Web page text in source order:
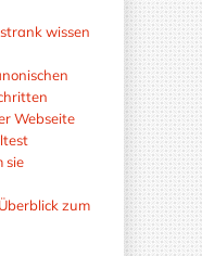
wissen
Webseite
sie
zum